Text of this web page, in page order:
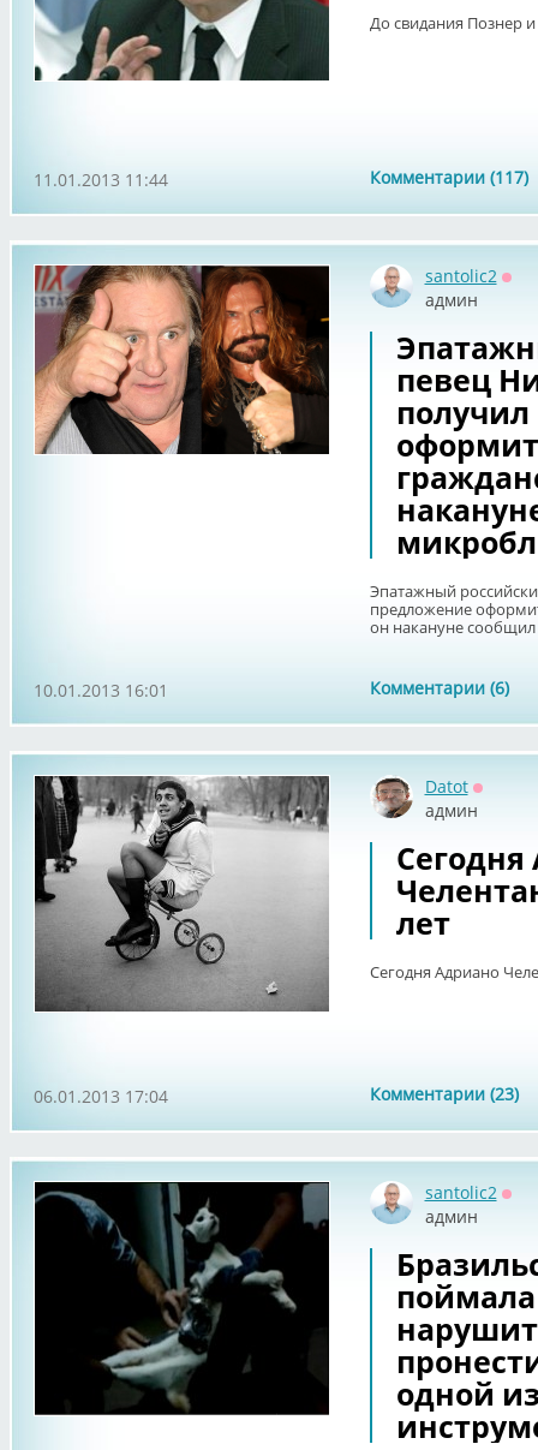
До свидания Познер
Комментарии (117)
11.01.2013 11:44
santolic2
админ
певец
Эпатажный
предложение
он накануне
Комментарии (6)
10.01.2013 16:01
Datot
админ
лет
Сегодня Адриано
Комментарии (23)
06.01.2013 17:04
santolic2
админ
одной